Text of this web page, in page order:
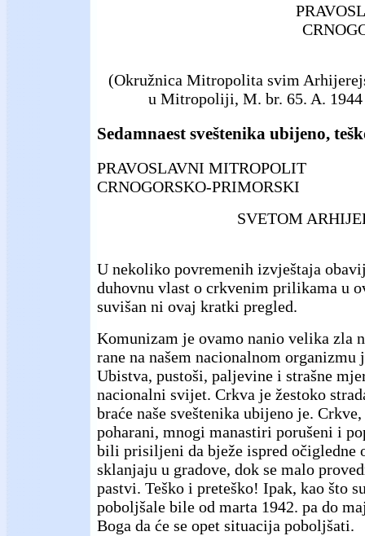
(Okružnica Mitropolita svim
u Mitropoliji, M. br. 65. A. 1944
Sedamnaest sveštenika ubijeno,
PRAVOSLAVNI MITROPOLIT
CRNOGORSKO-PRIMORSKI
SVETOM
U nekoliko povremenih izvještaja
duhovnu vlast o crkvenim prilikama u
suvišan ni ovaj kratki pregled.
Komunizam je ovamo nanio velika zla
rane na našem nacionalnom organizmu
Ubistva, pustoši, paljevine i strašne
nacionalni svijet. Crkva je žestoko
braće naše sveštenika ubijeno je.
poharani, mnogi manastiri porušeni i
bili prisiljeni da bježe ispred očigledne
sklanjaju u gradove, dok se malo
pastvi. Teško i preteško! Ipak, kao što
poboljšale bile od marta 1942. pa do
Boga da će se opet situacija poboljšati.